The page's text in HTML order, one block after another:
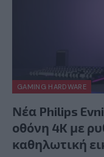
GAMING HARDWARE
Νέα Philips
οθόνη 4K με
καθηλωτική